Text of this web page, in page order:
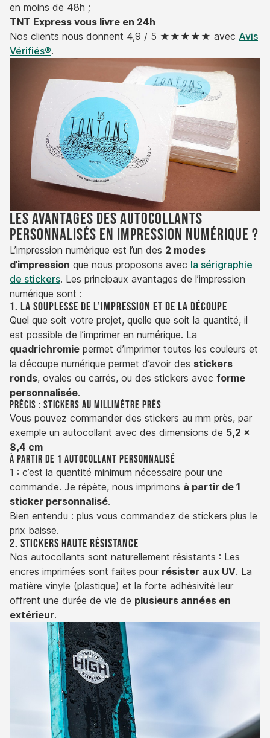
en moins de 48h ;
TNT Express vous livre en 24h
Nos clients nous donnent 4,9 / 5 ★★★★★ avec Avis
Vérifiés®.
Les avantages des autocollants
personnalisés en impression numérique ?
L’impression numérique est l’un des 2 modes
d’impression que nous proposons avec la sérigraphie
de stickers. Les principaux avantages de l’impression
numérique sont :
1. La souplesse de l’impression et de la découpe
Quel que soit votre projet, quelle que soit la quantité, il
est possible de l’imprimer en numérique. La
quadrichromie permet d’imprimer toutes les couleurs et
la découpe numérique permet d’avoir des stickers
ronds, ovales ou carrés, ou des stickers avec forme
personnalisée.
Précis : Stickers au millimètre près
Vous pouvez commander des stickers au mm près, par
exemple un autocollant avec des dimensions de 5,2 x
8,4 cm
À partir de 1 autocollant personnalisé
1 : c’est la quantité minimum nécessaire pour une
commande. Je répète, nous imprimons à partir de 1
sticker personnalisé.
Bien entendu : plus vous commandez de stickers plus le
prix baisse.
2. Stickers haute résistance
Nos autocollants sont naturellement résistants : Les
encres imprimées sont faites pour résister aux UV. La
matière vinyle (plastique) et la forte adhésivité leur
offrent une durée de vie de plusieurs années en
extérieur.